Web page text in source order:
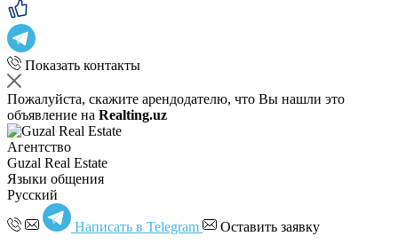
Показать контакты
Пожалуйста, скажите арендодателю, что Вы нашли это
объявление на Realting.uz
Агентство
Guzal Real Estate
Языки общения
Русский
Написать в Telegram Оставить заявку